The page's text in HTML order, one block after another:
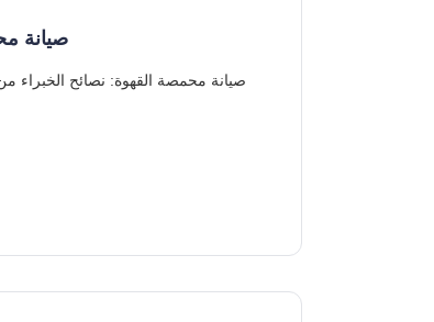
صيانة